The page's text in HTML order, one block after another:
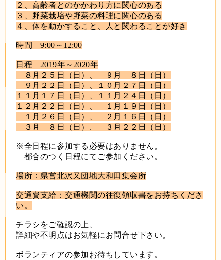
２、高齢者とのかかわり方に関心のある
３、野菜栽培や野菜の料理に関心のある
４、体を動かすること、人と関わることが好き
時間 9:00～12:00
日程 2019年～2020年
８月２５日（日）、 ９月 ８日（日）
９月２２日（日）、１０月２７日（日）
１１月１７日（日）、１１月２４日（日）
１２月２２日（日）、 １月１９日（日）
１月２６日（日）、 ２月１６日（日）
３月 ８日（日）、 ３月２２日（日）
※全日程に参加する必要はありません。
都合のつく日程にてご参加ください。
場所：県営北沢又団地大和田集会所
交通費支給：交通機関の往復領収書をお持ちくださ
い。
チラシをご確認の上、
詳細や不明点はお気軽にお問合せ下さい。
ボランティアの参加お待ちしています。